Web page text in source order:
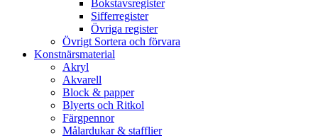
Bokstavsregister
Sifferregister
Övriga register
Övrigt Sortera och förvara
Konstnärsmaterial
Akryl
Akvarell
Block & papper
Blyerts och Ritkol
Färgpennor
Målardukar & stafflier